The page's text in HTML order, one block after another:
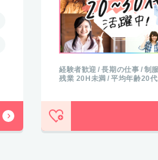
経験者歓迎 長期の仕事 制
残業 20H未満
平均年齢20代